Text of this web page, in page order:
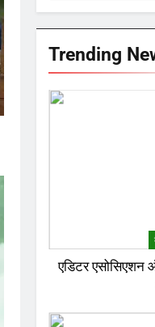
Trending
एडिटर एसोसिएशन